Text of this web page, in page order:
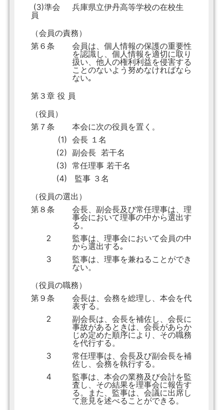
(3)準会
員
兵庫県立伊丹高等学校の在校生
（会員の責務）
第６条
会員は、個人情報の保護の重要性
を認識し、個人情報を適切に取り
扱い、他人の権利利益を侵害する
ことのないよう努めなければなら
ない｡
第３章 役 員
（役員）
第７条
本会に次の役員を置く。
(1) 会長 １名
(2) 副会長 若干名
(3) 常任理事 若干名
(4)
監事 ３名
（役員の選出）
第８条
会長、副会長及び常任理事は、理
事会において理事の中から選出す
る。
2
監事は、理事会において会員の中
から選出する｡
3
監事は、理事を兼ねることができ
ない。
（役員の職務）
第９条
会長は、会務を総理し、本会を代
表する。
2
副会長は、会長を補佐し、会長に
事故があるときは、会長があらか
じめ定めた順序により、その職務
を代行する。
3
常任理事は、会長及び副会長を補
佐し、会務を執行する。
4
監事は、本会の業務及び会計を監
査し、その結果を理事会に報告す
る。また、監事は、会議に出席し
て意見を述べることができる。